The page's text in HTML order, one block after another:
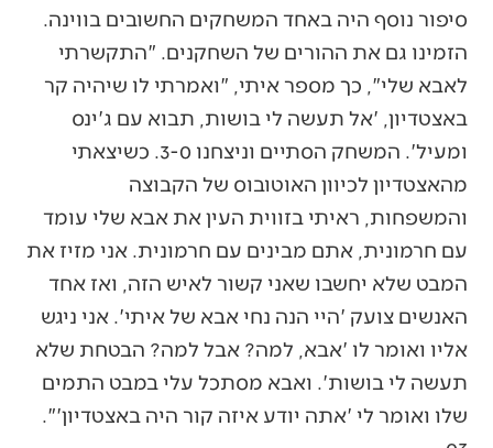
סיפור נוסף היה באחד המשחקים החשובים בווינה.
הזמינו גם את ההורים של השחקנים. "התקשרתי
לאבא שלי", כך מספר איתי, "ואמרתי לו שיהיה קר
באצטדיון, 'אל תעשה לי בושות, תבוא עם ג'ינס
ומעיל'. המשחק הסתיים וניצחנו 3-0. כשיצאתי
מהאצטדיון לכיוון האוטובוס של הקבוצה
והמשפחות, ראיתי בזווית העין את אבא שלי עומד
עם חרמונית, אתם מבינים עם חרמונית. אני מזיז את
המבט שלא יחשבו שאני קשור לאיש הזה, ואז אחד
האנשים צועק 'היי הנה נחי אבא של איתי'. אני ניגש
אליו ואומר לו 'אבא, למה? אבל למה? הבטחת שלא
תעשה לי בושות'. ואבא מסתכל עלי במבט התמים
שלו ואומר לי 'אתה יודע איזה קור היה באצטדיון'".